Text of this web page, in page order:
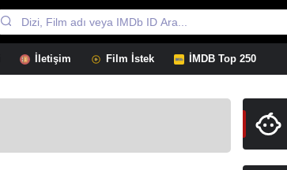
İletişim Film İstek İMDB Top 250